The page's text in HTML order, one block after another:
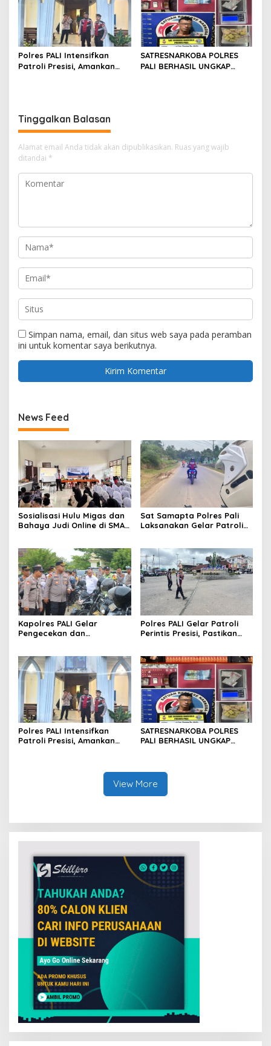
Polres PALI Intensifkan
Patroli Presisi, Amankan
SATRESNARKOBA POLRES
PALI BERHASIL UNGKAP
Tinggalkan Balasan
Alamat email Anda tidak akan dipublikasikan. Ruas yang wajib
ditandai *
Simpan nama, email, dan situs web saya pada peramban
ini untuk komentar saya berikutnya.
News Feed
Sosialisasi Hulu Migas dan
Bahaya Judi Online di SMAN
Sat Samapta Polres Pali
Laksanakan Gelar Patroli
Polres Pali
Kapolres PALI Gelar
Pengecekan dan
Operasional 2025
Polres PALI Gelar Patroli
Perintis Presisi, Pastikan
Pendopo
Polres PALI Intensifkan
Patroli Presisi, Amankan
SATRESNARKOBA POLRES
PALI BERHASIL UNGKAP
TEMPIRAI
View More